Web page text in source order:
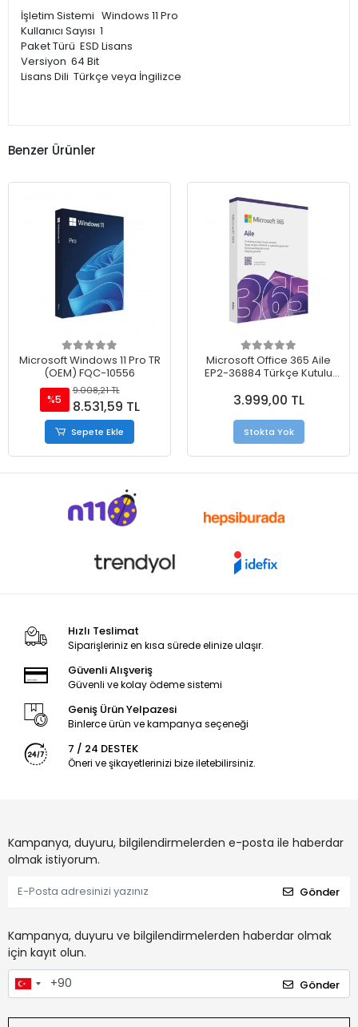
İşletim Sistemi Windows 11 Pro
Kullanıcı Sayısı 1
Paket Türü ESD Lisans
Versiyon 64 Bit
Lisans Dili Türkçe veya İngilizce
Benzer Ürünler
Microsoft Windows 11 Pro TR
(OEM) FQC-10556
%5
9.008,21 TL
8.531,59 TL
Sepete Ekle
Microsoft Office 365 Aile
EP2-36884 Türkçe Kutulu
3.999,00 TL
Stokta Yok
Hızlı Teslimat
Siparişleriniz en kısa sürede elinize ulaşır.
Güvenli Alışveriş
Güvenli ve kolay ödeme sistemi
Geniş Ürün Yelpazesi
Binlerce ürün ve kampanya seçeneği
7 / 24 DESTEK
Öneri ve şikayetlerinizi bize iletebilirsiniz.
Kampanya, duyuru, bilgilendirmelerden e-posta ile haberdar
olmak istiyorum.
Gönder
Kampanya, duyuru ve bilgilendirmelerden haberdar olmak
için kayıt olun.
Gönder